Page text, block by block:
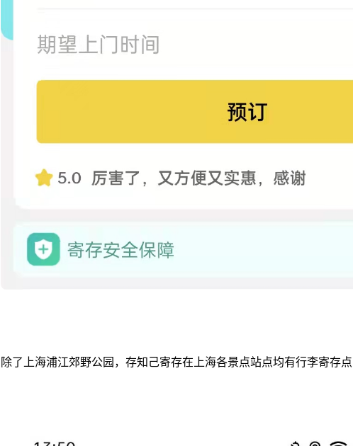
除了上海浦江郊野公园，存知己寄存在上海各景点站点均有行李寄存点